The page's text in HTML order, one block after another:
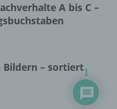
A bis C –
Bildern – sortiert1
Aspekte
Vorlieben,
dieser
oder